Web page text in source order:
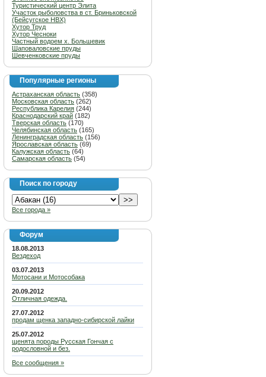
Туристический центр Элита
Участок рыболовства в ст. Бриньковской
(Бейсугское НВХ)
Хутор Труд
Хутор Чесноки
Частный водоем х. Большевик
Шаповаловские пруды
Шевченковские пруды
Популярные регионы
Астраханская область (358)
Московская область (262)
Республика Карелия (244)
Краснодарский край (182)
Тверская область (170)
Челябинская область (165)
Ленинградская область (156)
Ярославская область (69)
Калужская область (64)
Самарская область (54)
Поиск по городу
Все города »
Форум
18.08.2013
Вездеход
03.07.2013
Мотосани и Мотособака
20.09.2012
Отличная одежда.
27.07.2012
продам щенка западно-сибирской лайки
25.07.2012
щенята породы Русская Гончая с
родословной и без.
Все сообщения »